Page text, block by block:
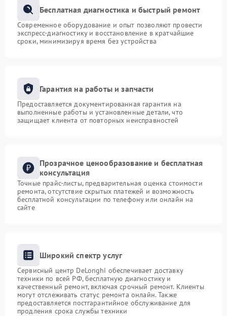
Бесплатная диагностика и быстрый ремонт
Современное оборудование и опыт позволяют провести
экспресс-диагностику и восстановление в кратчайшие
сроки, минимизируя время без устройства
Гарантия на работы и запчасти
Предоставляется документированная гарантия на
выполненные работы и установленные детали, что
защищает клиента от повторных неисправностей
Прозрачное ценообразование и бесплатная
консультация
Точные прайс-листы, предварительная оценка стоимости
ремонта, отсутствие скрытых платежей и возможность
бесплатной консультации по телефону или онлайн на
сайте
Широкий спектр услуг
Сервисный центр DeLonghi обеспечивает доставку
техники по всей РФ, бесплатную диагностику и
качественный ремонт, включая срочный ремонт. Клиенты
могут отслеживать статус ремонта онлайн. Также
предоставляется постгарантийное обслуживание для
продления срока службы техники